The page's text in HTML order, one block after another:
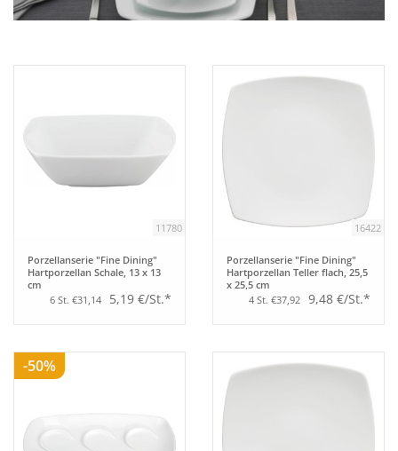
Tafeln
Einrichtung
Küche
Tipps
11780
Porzellanserie "Fine Dining"
Hartporzellan Schale, 13 x 13
cm
6 St. €31,14
5,19 €/St.*
16422
Porzellanserie "Fine Dining"
Hartporzellan Teller flach, 25,5
x 25,5 cm
4 St. €37,92 9,48 €/St.*
-50%